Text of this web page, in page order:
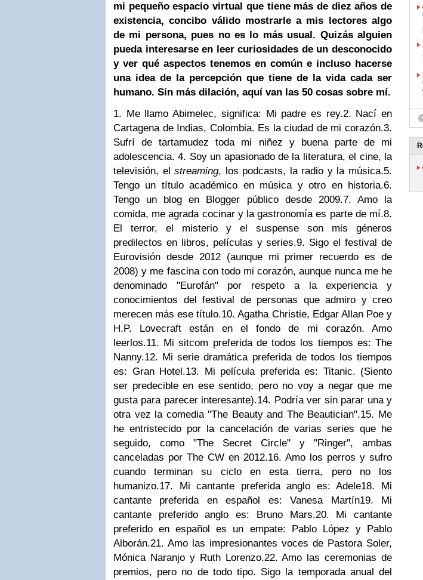
mi pequeño espacio virtual que tiene más de diez años de
existencia, concibo válido mostrarle a mis lectores algo
de mi persona, pues no es lo más usual. Quizás alguien
pueda interesarse en leer curiosidades de un desconocido
y ver qué aspectos tenemos en común e incluso hacerse
una idea de la percepción que tiene de la vida cada ser
humano. Sin más dilación, aquí van las 50 cosas sobre mí.
1. Me llamo Abimelec, significa: Mi padre es rey.2. Nací en
Cartagena de Indias, Colombia. Es la ciudad de mi corazón.3.
Sufrí de tartamudez toda mi niñez y buena parte de mi
adolescencia.4. Soy un apasionado de la literatura, el cine, la
televisión, elstreaming, los podcasts, la radio y la música.5.
Tengo un título académico en música y otro en historia.6.
Tengo un blog en Blogger público desde 2009.7. Amo la
comida, me agrada cocinar y la gastronomía es parte de mí.8.
El terror, el misterio y el suspense son mis géneros
predilectos en libros, películas y series.9. Sigo el festival de
Eurovisión desde 2012 (aunque mi primer recuerdo es de
2008) y me fascina con todo mi corazón, aunque nunca me he
denominado "Eurofán" por respeto a la experiencia y
conocimientos del festival de personas que admiro y creo
merecen más ese título.10. Agatha Christie, Edgar Allan Poe y
H.P. Lovecraft están en el fondo de mi corazón. Amo
leerlos.11. Mi sitcom preferida de todos los tiempos es: The
Nanny.12. Mi serie dramática preferida de todos los tiempos
es: Gran Hotel.13. Mi película preferida es: Titanic. (Siento
ser predecible en ese sentido, pero no voy a negar que me
gusta para parecer interesante).14. Podría ver sin parar una y
otra vez la comedia "The Beauty and The Beautician".15. Me
he entristecido por la cancelación de varias series que he
seguido, como "The Secret Circle" y "Ringer", ambas
canceladas por The CW en 2012.16. Amo los perros y sufro
cuando terminan su ciclo en esta tierra, pero no los
humanizo.17. Mi cantante preferida anglo es: Adele18. Mi
cantante preferida en español es: Vanesa Martín19. Mi
cantante preferido anglo es: Bruno Mars.20. Mi cantante
preferido en español es un empate: Pablo López y Pablo
Alborán.21. Amo las impresionantes voces de Pastora Soler,
Mónica Naranjo y Ruth Lorenzo.22. Amo las ceremonias de
premios, pero no de todo tipo. Sigo la temporada anual del